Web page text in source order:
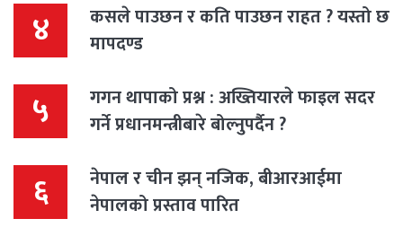
४
कसले पाउछन र कति पाउछन राहत ? यस्तो छ
मापदण्ड
५
गगन थापाको प्रश्न : अख्तियारले फाइल सदर
गर्ने प्रधानमन्त्रीबारे बोल्नुपर्दैन ?
६
नेपाल र चीन झन् नजिक, बीआरआईमा
नेपालको प्रस्ताव पारित